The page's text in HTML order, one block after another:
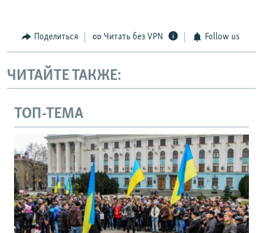
Поделиться Читать без VPN Follow us
ЧИТАЙТЕ ТАКЖЕ:
ТОП-ТЕМА